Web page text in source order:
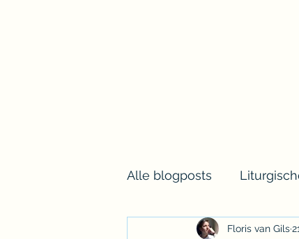
Alle blogposts
Floris van Gils